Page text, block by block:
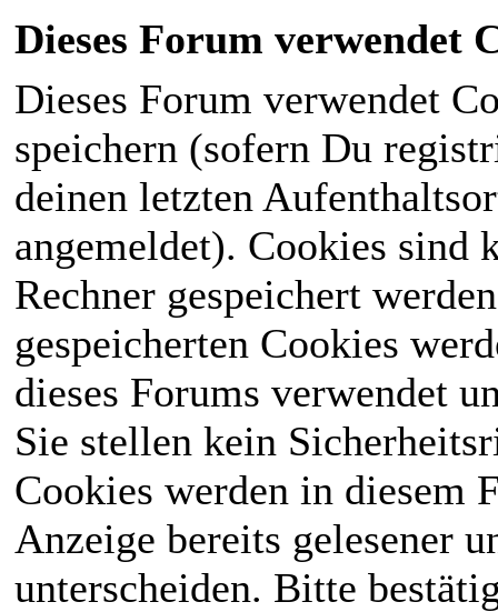
Dieses Forum verwendet
Dieses Forum verwendet
speichern (sofern Du
deinen letzten
angemeldet). Cookies sind
Rechner gespeichert
gespeicherten Cookies
dieses Forums verwendet
Sie stellen kein
Cookies werden in diesem
Anzeige bereits gelesener
unterscheiden. Bitte